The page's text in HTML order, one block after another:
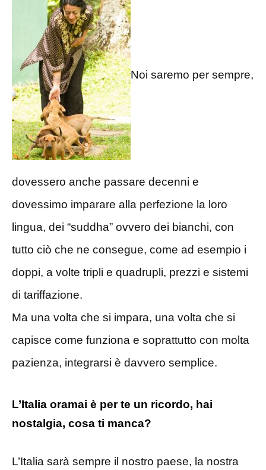
Noi saremo per sempre,
dovessero anche passare decenni e
dovessimo imparare alla perfezione la loro
lingua, dei “suddha” ovvero dei bianchi, con
tutto ciò che ne consegue, come ad esempio i
doppi, a volte tripli e quadrupli, prezzi e sistemi
di tariffazione.
Ma una volta che si impara, una volta che si
capisce come funziona e soprattutto con molta
pazienza, integrarsi è davvero semplice.
L’Italia oramai è per te un ricordo, hai
nostalgia, cosa ti manca?
L’Italia sarà sempre il nostro paese, la nostra